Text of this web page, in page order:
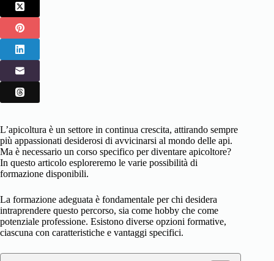
L’apicoltura è un settore in continua crescita, attirando sempre
più appassionati desiderosi di avvicinarsi al mondo delle api.
Ma è necessario un corso specifico per diventare apicoltore?
In questo articolo esploreremo le varie possibilità di
formazione disponibili.
La formazione adeguata è fondamentale per chi desidera
intraprendere questo percorso, sia come hobby che come
potenziale professione. Esistono diverse opzioni formative,
ciascuna con caratteristiche e vantaggi specifici.